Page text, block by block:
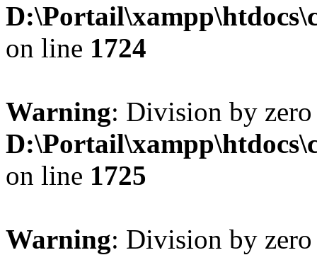
on line 1724
Warning: Division by
on line 1725
Warning: Division by